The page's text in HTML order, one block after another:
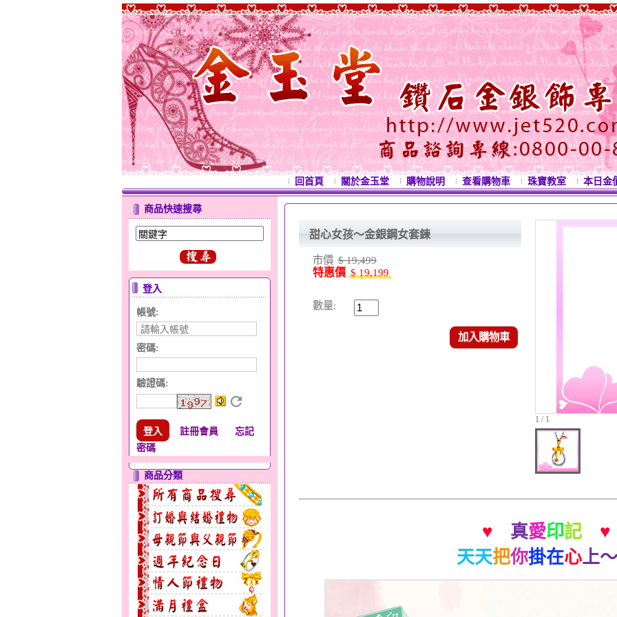
回首頁 關於金玉堂 購物說明 查看購物車 珠寶教室 本日金
商品快速搜尋
登入
帳號:
密碼:
驗證碼:
註冊會員
忘記
密碼
商品分類
1 / 1
甜心女孩～金銀鋼女套鍊
市價 $ 19,499
特惠價 $ 19,199
數量:
加入購物車
♥ 真愛印記 ♥
天天把你掛在心上